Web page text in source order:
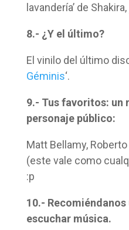
lavandería’ de
8.- ¿Y el último?
El vinilo del último
Géminis‘.
9.- Tus favoritos: un
personaje público:
Matt Bellamy,
(este vale como
:p
10.-
escuchar música.